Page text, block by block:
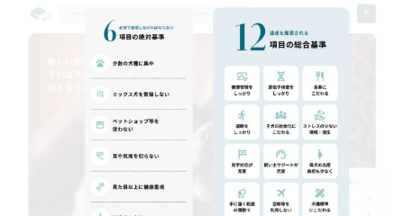
いるというケースもあります。こうした問題は、消費者にと
っても大きな負担であり、ワンちゃん自身にとっても非常に
だからこそ、私たちは正しい情報と安心して選べる場所を提
供すべきだと考えています。BreederFamiliesでは、ワンち
ゃんを家族のように愛する「優良ブリーダー」のみを独自の
厳しい基準で厳選し、その評価基準や評価結果をオープンに
しています。これにより、消費者の皆様が安心して子犬やブ
リーダーを選べる環境を整えています。
そして、消費者の皆様が正しい情報をもとに優良ブリーダー
を求めることで、ワンちゃんを家族のように愛する優良ブリ